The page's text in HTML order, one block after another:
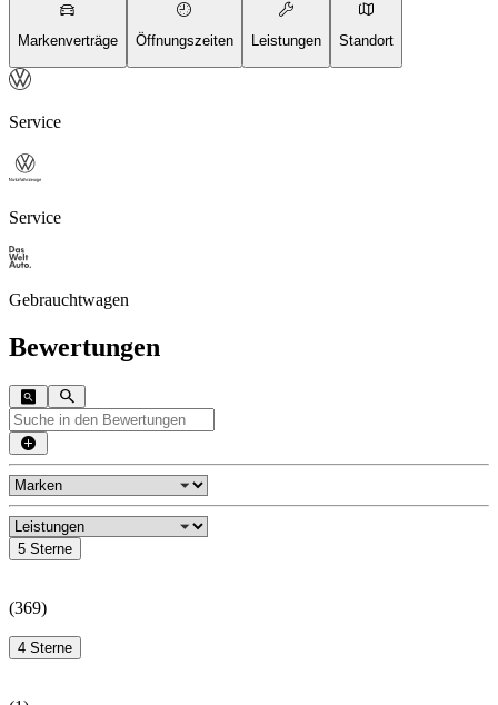
Markenverträge Öffnungszeiten Leistungen Standort
Service
Service
Gebrauchtwagen
Bewertungen
5 Sterne
(369)
4 Sterne